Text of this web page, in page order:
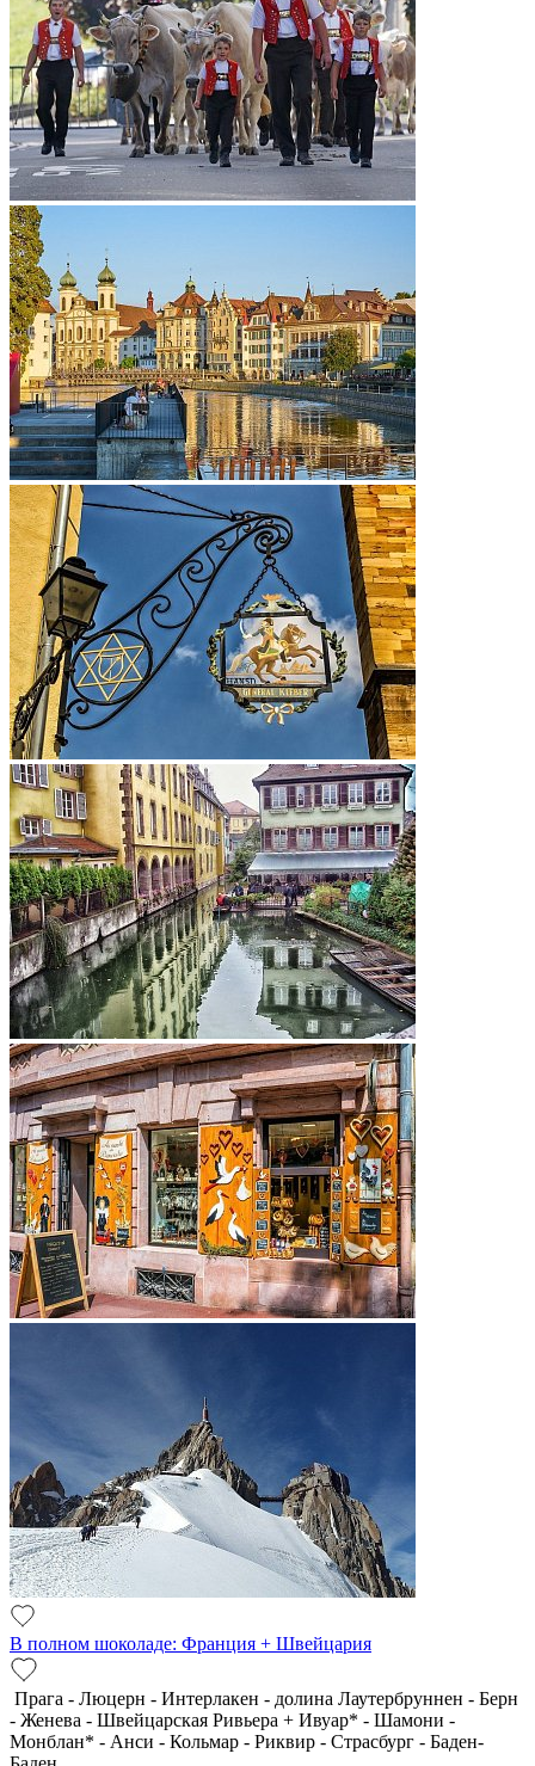
В полном шоколаде: Франция + Швейцария
Прага - Люцерн - Интерлакен - долина Лаутербруннен - Берн
- Женева - Швейцарская Ривьера + Ивуар* - Шамони -
Монблан* - Анси - Кольмар - Риквир - Страсбург - Баден-